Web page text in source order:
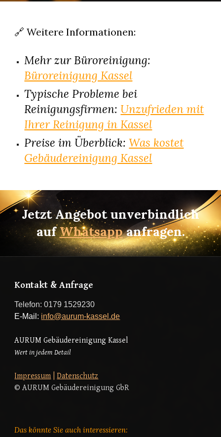
🔗 Weitere Informationen:
Mehr zur Büroreinigung:
Büroreinigung Kassel
Typische Probleme bei
Reinigungsfirmen: Unzufrieden mit
Ihrer Reinigung in Kassel
Preise im Überblick:Was kostet
Gebäudereinigung Kassel
Jetzt Angebot unverbindlich
aufWhatsapp anfragen.
Kontakt & Anfrage
Telefon: 0179 1529230
E-Mail: info@aurum-kassel.de
AURUM GebäudereinigungKassel
Wert in jedem Detail
Impressum |Datenschutz
© AURUM Gebäudereinigung GbR
Das könnte Sie auch interessieren: